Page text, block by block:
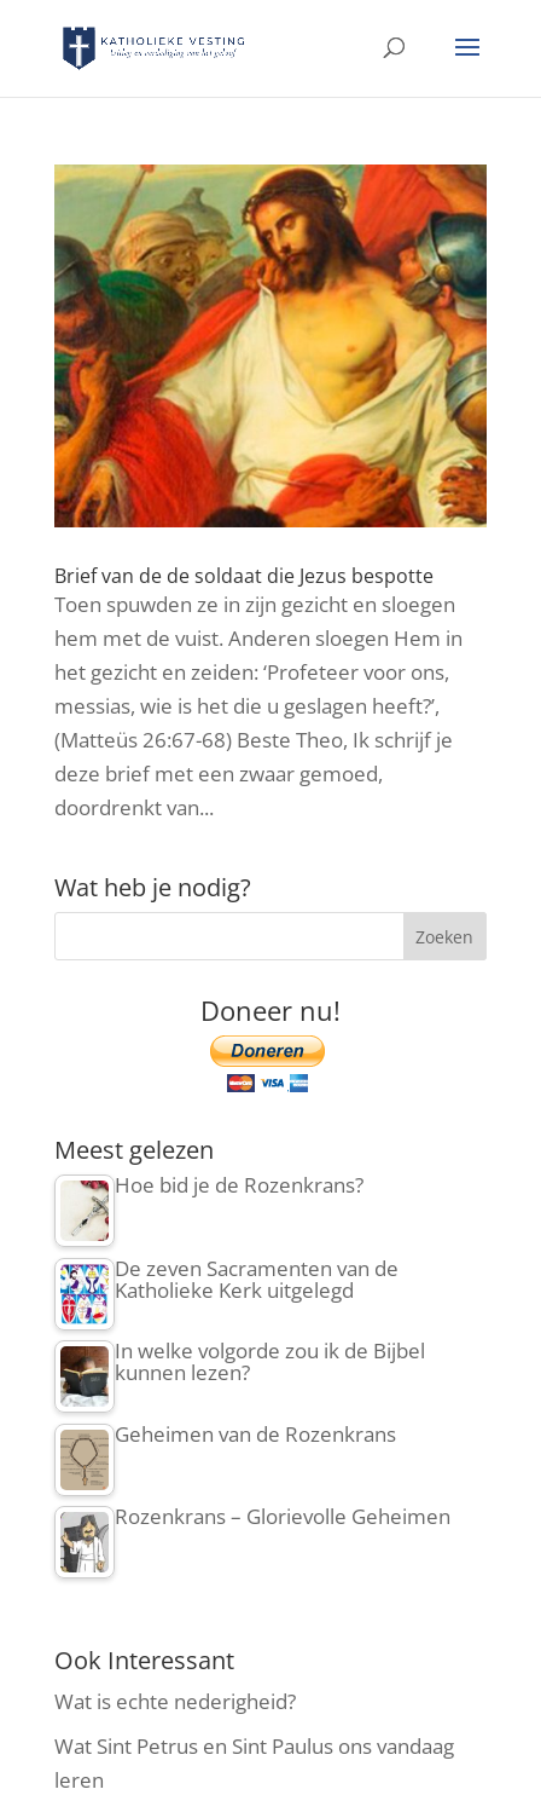
Brief van de de soldaat die Jezus bespotte
Toen spuwden ze in zijn gezicht en sloegen
hem met de vuist. Anderen sloegen Hem in
het gezicht en zeiden: ‘Profeteer voor ons,
messias, wie is het die u geslagen heeft?’,
(Matteüs 26:67-68) Beste Theo, Ik schrijf je
deze brief met een zwaar gemoed,
doordrenkt van...
Wat heb je nodig?
Doneer nu!
Meest gelezen
Hoe bid je de Rozenkrans?
De zeven Sacramenten van de
Katholieke Kerk uitgelegd
In welke volgorde zou ik de Bijbel
kunnen lezen?
Geheimen van de Rozenkrans
Rozenkrans – Glorievolle Geheimen
Ook Interessant
Wat is echte nederigheid?
Wat Sint Petrus en Sint Paulus ons vandaag
leren